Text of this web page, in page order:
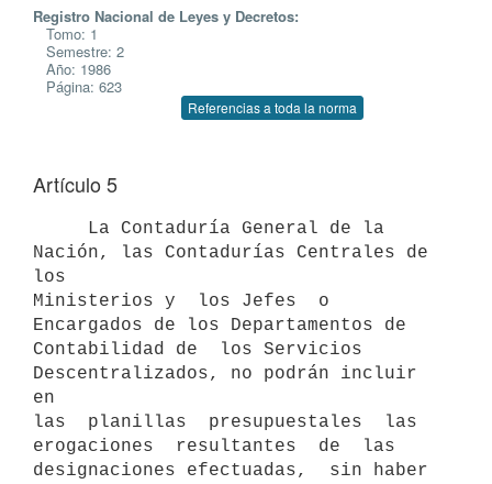
Registro Nacional de Leyes y Decretos:
Tomo: 1
Semestre: 2
Año: 1986
Página: 623
Referencias a toda la norma
Artículo 5
Nación, las Contadurías Centrales de
los
Ministerios y  los Jefes  o
Encargados de los Departamentos de
Contabilidad de  los Servicios
Descentralizados, no podrán incluir
en
las  planillas  presupuestales  las
erogaciones  resultantes  de  las
designaciones efectuadas,  sin haber